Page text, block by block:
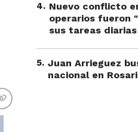
4. Nuevo conflicto
operarios fueron
sus tareas diarias
5. Juan Arrieguez
nacional en